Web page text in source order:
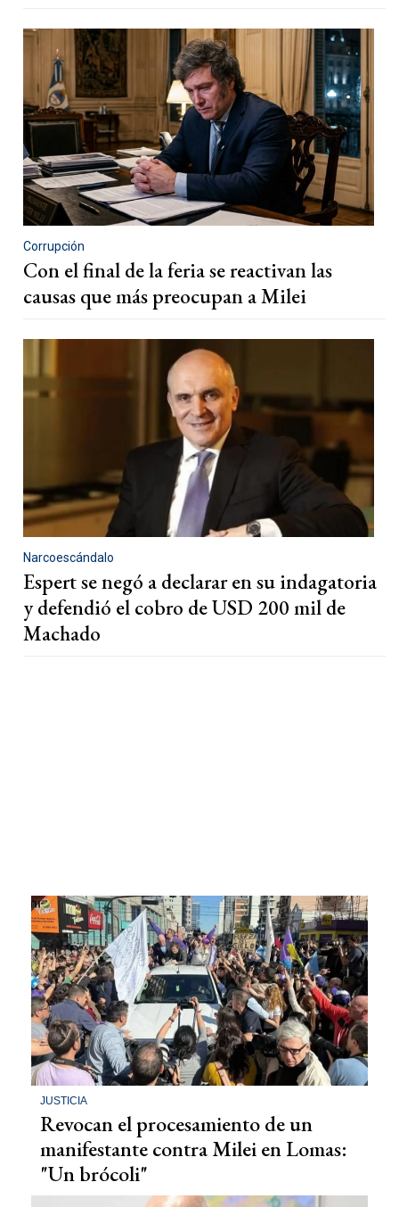
Corrupción
Con el final de la feria se reactivan las
causas que más preocupan a Milei
Narcoescándalo
Espert se negó a declarar en su indagatoria
y defendió el cobro de USD 200 mil de
Machado
JUSTICIA
Revocan el procesamiento de un
manifestante contra Milei en Lomas:
"Un brócoli"